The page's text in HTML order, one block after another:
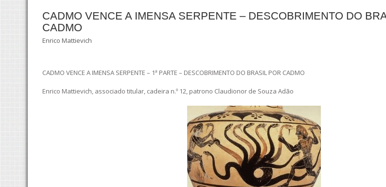
CADMO VENCE A IMENSA SERPENTE – DESCOBRIMENTO DO
CADMO
Enrico Mattievich
CADMO VENCE A IMENSA SERPENTE – 1ª PARTE – DESCOBRIMENTO DO BRASIL POR CADMO
Enrico Mattievich, associado titular, cadeira n.º 12, patrono Claudionor de Souza Adão